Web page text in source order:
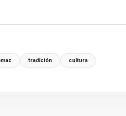
tradición cultura